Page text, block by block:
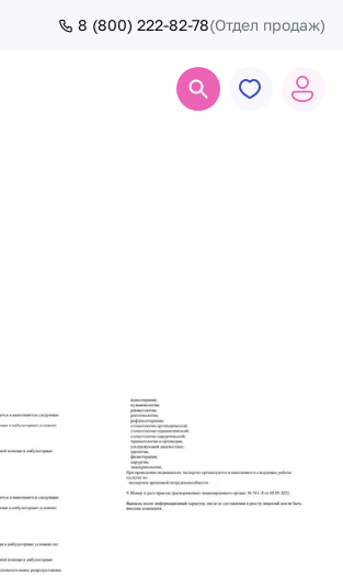
8 (800) 222-82-78(Отдел продаж)